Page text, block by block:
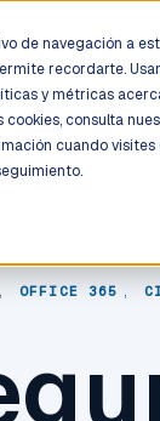
de navegación a
recordarte.
y métricas
consulta
cuando
OFFICE 365